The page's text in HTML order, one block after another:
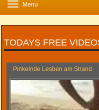
Toggle
Menu
TODAYS FREE
Pinkelnde Lesben am Strand